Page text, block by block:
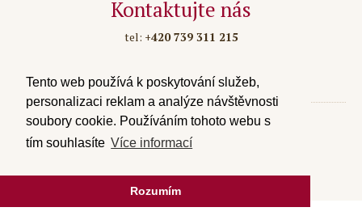
Tento web používá k poskytování služeb,
personalizaci reklam a analýze návštěvnosti
soubory cookie. Používáním tohoto webu s
tím souhlasíte Více informací
Rozumím
Kontaktujte nás
tel: +420 739 311 215
zpracování osobních údajů
Created by SUITU websites SE,